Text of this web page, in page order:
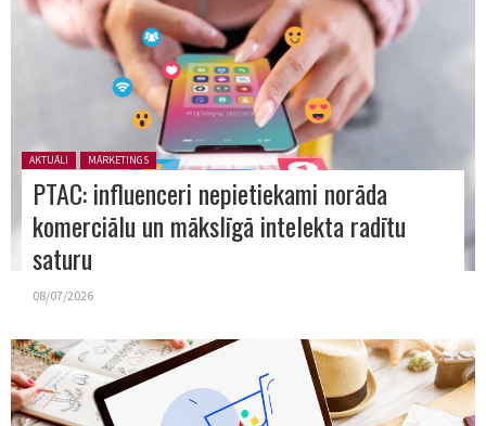
Posted in:
AKTUĀLI MĀRKETINGS
PTAC: influenceri nepietiekami norāda
komerciālu un mākslīgā intelekta radītu
saturu
08/07/2026